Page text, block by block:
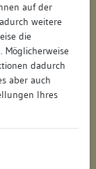
auf der
weitere
die
Möglicherweise
dadurch
aber auch
Ihres
Kreis